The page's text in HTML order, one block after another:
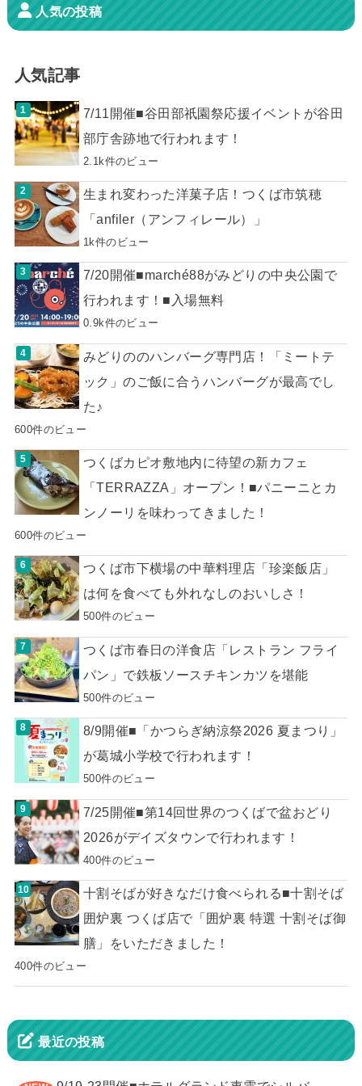
人気の投稿
人気記事
7/11開催■谷田部祇園祭応援イベントが谷田
部庁舎跡地で行われます！
2.1k件のビュー
生まれ変わった洋菓子店！つくば市筑穂
「anfiler（アンフィレール）」
1k件のビュー
7/20開催■marché88がみどりの中央公園で
行われます！■入場無料
0.9k件のビュー
みどりののハンバーグ専門店！「ミートテ
ック」のご飯に合うハンバーグが最高でし
た♪
600件のビュー
つくばカピオ敷地内に待望の新カフェ
「TERRAZZA」オープン！■パニーニとカ
ンノーリを味わってきました！
600件のビュー
つくば市下横場の中華料理店「珍楽飯店」
は何を食べても外れなしのおいしさ！
500件のビュー
つくば市春日の洋食店「レストラン フライ
パン」で鉄板ソースチキンカツを堪能
500件のビュー
8/9開催■「かつらぎ納涼祭2026 夏まつり」
が葛城小学校で行われます！
500件のビュー
7/25開催■第14回世界のつくばで盆おどり
2026がデイズタウンで行われます！
400件のビュー
十割そばが好きなだけ食べられる■十割そば
囲炉裏 つくば店で「囲炉裏 特選 十割そば御
膳」をいただきました！
400件のビュー
最近の投稿